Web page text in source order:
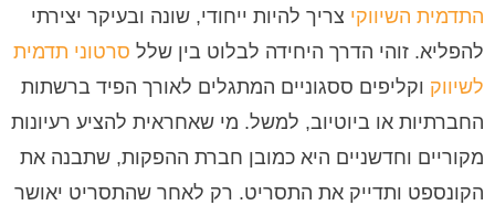
התדמית השיווקי צריך להיות ייחודי, שונה ובעיקר יצירתי
להפליא. זוהי הדרך היחידה לבלוט בין שלל סרטוני תדמית
לשיווק וקליפים ססגוניים המתגלים לאורך הפיד ברשתות
החברתיות או ביוטיוב, למשל. מי שאחראית להציע רעיונות
מקוריים וחדשניים היא כמובן חברת ההפקות, שתבנה את
הקונספט ותדייק את התסריט. רק לאחר שהתסריט יאושר